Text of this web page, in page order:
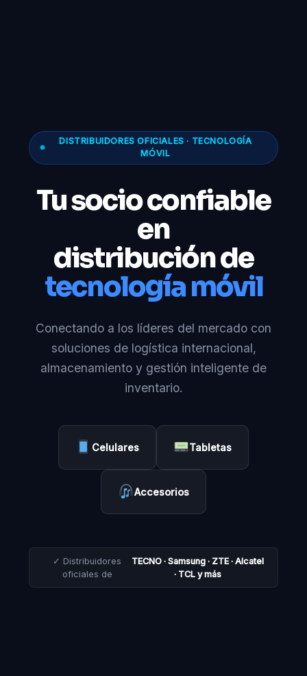
DISTRIBUIDORES OFICIALES · TECNOLOGÍA
MÓVIL
Tu socio confiable
en
distribución de
tecnología móvil
Conectando a los líderes del mercado con
soluciones de logística internacional,
almacenamiento y gestión inteligente de
inventario.
Celulares Tabletas
Accesorios
✓ Distribuidores
oficiales de
TECNO · Samsung · ZTE · Alcatel
· TCL y más